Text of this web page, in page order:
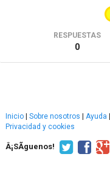
RESPUESTAS
0
Inicio Sobre nosotros Ayuda
Privacidad y cookies
Â¡SÃ­guenos!